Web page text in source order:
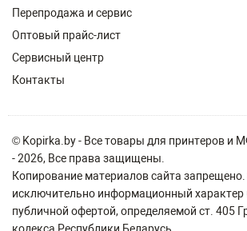
Перепродажа и сервис
Оптовый прайс-лист
Сервисный центр
Контакты
© Kopirka.by - Все товары для принтеров и
- 2026, Все права защищены.
Копирование материалов сайта
исключительно информационный характер
публичной офертой, определяемой ст. 405